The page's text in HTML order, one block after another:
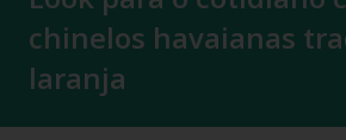
chinelos havaianas
laranja